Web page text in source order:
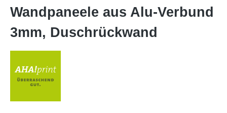
Wandpaneele aus Alu-Verbund
3mm, Duschrückwand